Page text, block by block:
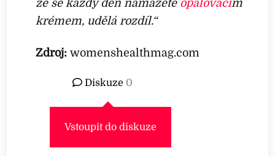
že se každý den namažete opalovacím
krémem, udělá rozdíl.“
Zdroj:womenshealthmag.com
Diskuze 0
Vstoupit do diskuze